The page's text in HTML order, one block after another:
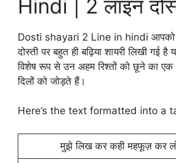
Hindi | 2 लाइन
Dosti shayari 2 Line in hindi आपको
दोस्ती पर बहुत ही बढ़िया शायरी लिखी गई है
विशेष रूप से उन अहम रिश्तों को छूने का एक
दिलों को जोड़ते हैं।
Here’s the text formatted into a
मुझे लिख कर कही महफूज़ कर लो